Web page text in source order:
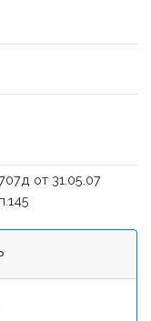
от 31.05.07